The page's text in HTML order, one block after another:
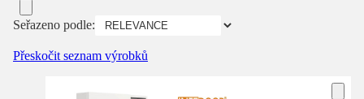
Seřazeno podle:
Přeskočit seznam výrobků